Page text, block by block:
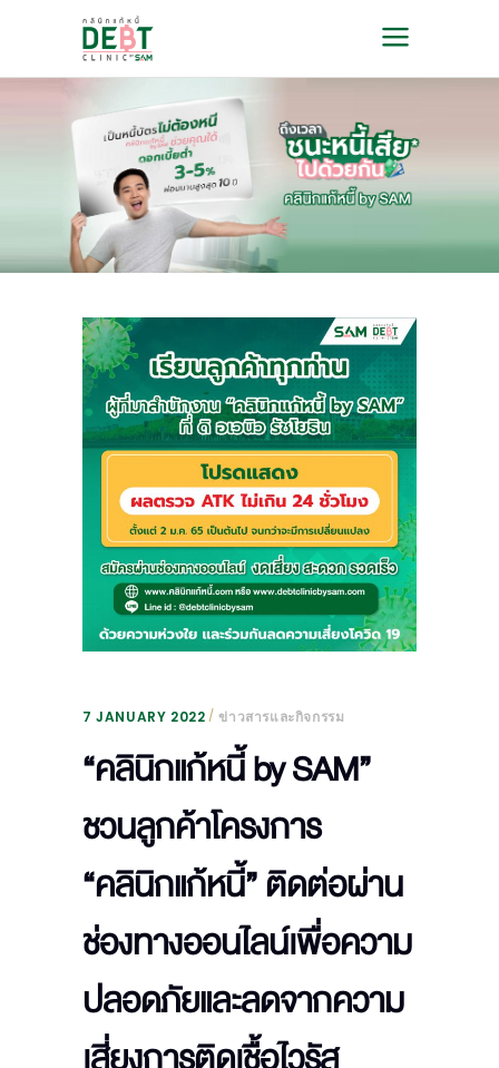
7 JANUARY 2022 ข่าวสารและกิจกรรม
“คลินิกแก้หนี้ by SAM”
ชวนลูกค้าโครงการ
“คลินิกแก้หนี้” ติดต่อผ่าน
ช่องทางออนไลน์เพื่อความ
ปลอดภัยและลดจากความ